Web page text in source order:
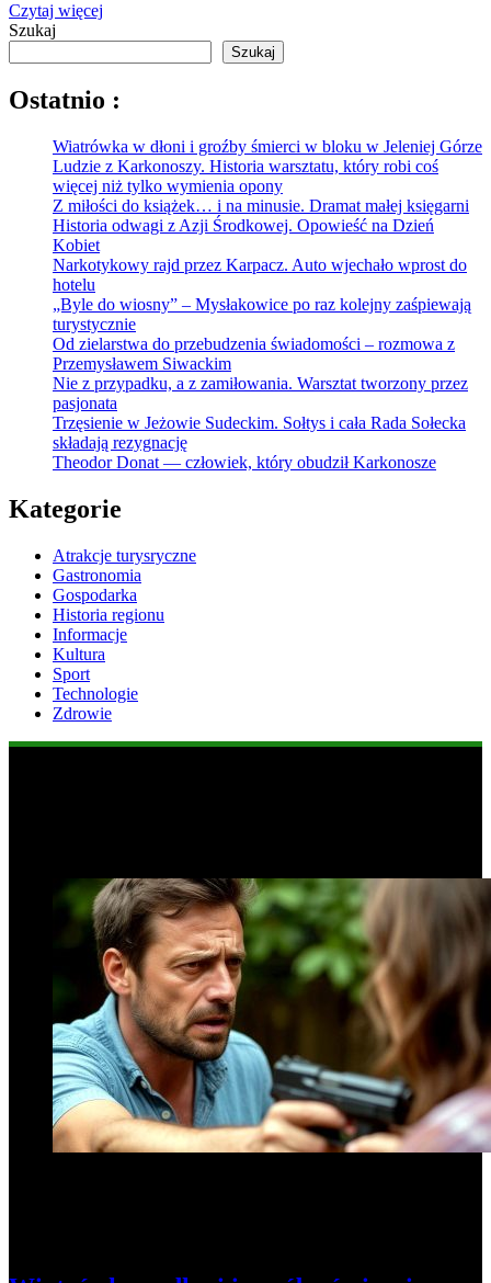
Czytaj więcej
Szukaj
Szukaj
Ostatnio :
Wiatrówka w dłoni i groźby śmierci w bloku w Jeleniej Górze
Ludzie z Karkonoszy. Historia warsztatu, który robi coś
więcej niż tylko wymienia opony
Z miłości do książek… i na minusie. Dramat małej księgarni
Historia odwagi z Azji Środkowej. Opowieść na Dzień
Kobiet
Narkotykowy rajd przez Karpacz. Auto wjechało wprost do
hotelu
„Byle do wiosny” – Mysłakowice po raz kolejny zaśpiewają
turystycznie
Od zielarstwa do przebudzenia świadomości – rozmowa z
Przemysławem Siwackim
Nie z przypadku, a z zamiłowania. Warsztat tworzony przez
pasjonata
Trzęsienie w Jeżowie Sudeckim. Sołtys i cała Rada Sołecka
składają rezygnację
Theodor Donat — człowiek, który obudził Karkonosze
Kategorie
Atrakcje turysryczne
Gastronomia
Gospodarka
Historia regionu
Informacje
Kultura
Sport
Technologie
Zdrowie